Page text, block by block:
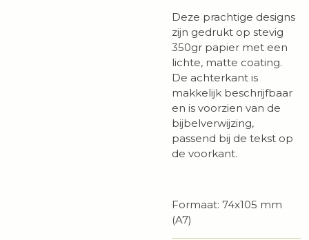
Deze prachtige designs
zijn gedrukt op stevig
350gr papier met een
lichte, matte coating.
De achterkant is
makkelijk beschrijfbaar
en is voorzien van de
bijbelverwijzing,
passend bij de tekst op
de voorkant.
Formaat: 74x105 mm
(A7)